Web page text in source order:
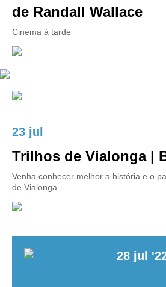
de Randall Wallace
Cinema à tarde
23 jul
Trilhos de Vialonga |
Venha conhecer melhor a história e o
de Vialonga
28 jul